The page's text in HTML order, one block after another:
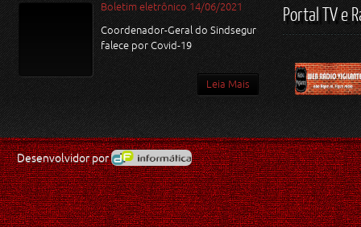
Boletim eletrônico 14/06/2021
Coordenador-Geral do Sindsegur
falece por Covid-19
Leia Mais
Portal TV e
Desenvolvidor por